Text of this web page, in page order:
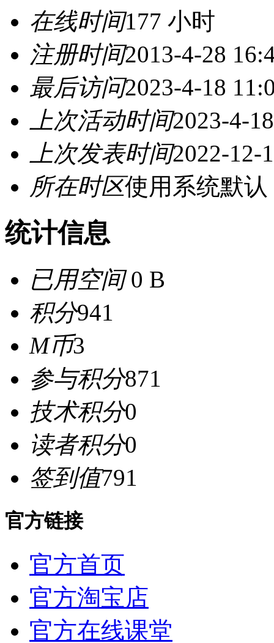
在线时间177 小时
注册时间2013-4-28
最后访问2023-4-18
上次活动时间2023-4-
上次发表时间2022-12-
所在时区使用系统默认
统计信息
已用空间0 B
积分941
M币3
参与积分871
技术积分0
读者积分0
签到值791
官方链接
官方首页
官方淘宝店
官方在线课堂